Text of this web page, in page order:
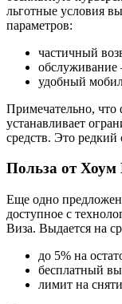
льготные условия
параметров:
частичный
обслуживание
удобный
Примечательно, что
устанавливает
средств. Это редкий
Польза от Хоум
Еще одно
доступное с
Виза. Выдается на
до 5% на
бесплатный
лимит на